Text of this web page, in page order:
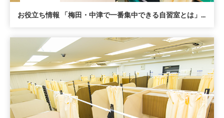
お役立ち情報 「梅田・中津で一番集中できる自習室とは」...